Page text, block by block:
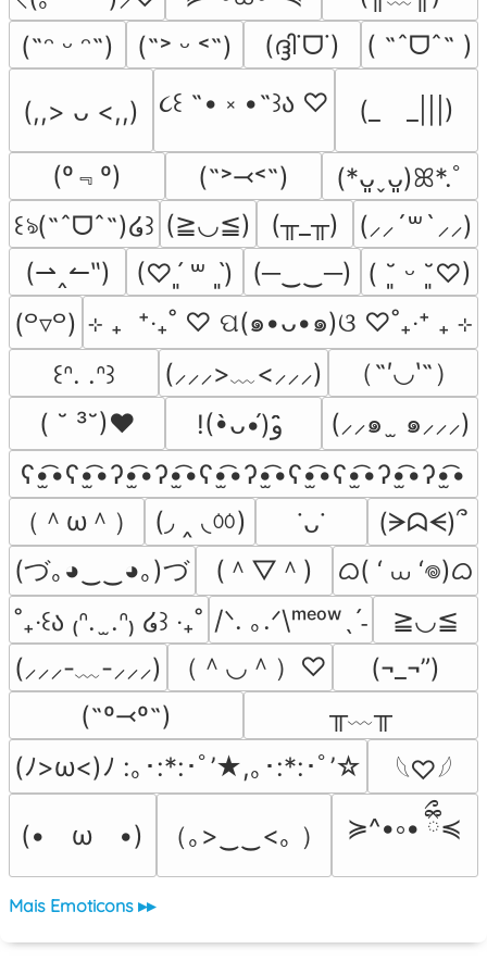
(˶ᵔ ᵕ ᵔ˶)
(˶˃ ᵕ ˂˶) (ദ്ദി˙ᗜ˙) ( ˶ˆᗜˆ˵ )
(,,> ᴗ <,,) ૮꒰ ˶• ༝ •˶꒱ა ♡ (_　_|||)
(º﹃º) (˶˃⤙˂˶)
(*ᴗ͈ˬᴗ͈)ꕤ*.ﾟ
꒰ঌ(˶ˆᗜˆ˵)໒꒱ (≧◡≦) (╥_╥)
(⸝⸝´꒳`⸝⸝)
(⇀‸↼‶)
(♡ˊ͈ ꒳ ˋ͈) (─‿‿─)
( ˘͈ ᵕ ˘͈♡)
(꒪▿꒪) ⊹ ₊  ⁺‧₊˚ ♡ ପ(๑•ᴗ•๑)ଓ ♡˚₊‧⁺ ₊ ⊹
꒰ᐢ. .ᐢ꒱
(⸝⸝⸝>﹏<⸝⸝⸝)
（˶′◡‵˶）
( ˘ ³˘)♥
(⸝⸝๑  ̫ ๑⸝⸝⸝)
ʕ•̫͡•ʕ•̫͡•ʔ•̫͡•ʔ•̫͡•ʕ•̫͡•ʔ•̫͡•ʕ•̫͡•ʕ•̫͡•ʔ•̫͡•ʔ•̫͡•
（＾ω＾）
(◞ ‸ ◟ㆀ) ˙ᴗ˙
(ᗒᗣᗕ)՞
(づ｡◕‿‿◕｡)づ
(＾▽＾)
ᜊ( ‘ ⩊ ‘𖦹)ᜊ
˚₊‧꒰ა ₍ᐢ.  ̫.ᐢ₎ ໒꒱ ‧₊˚ /ᐠ. ｡.ᐟ\ᵐᵉᵒʷˎˊ˗
≧◡≦
(⸝⸝⸝-﹏-⸝⸝⸝)
（＾◡＾）♡
(¬_¬”)
(˶º⤙º˶)
╥﹏╥
(ﾉ>ω<)ﾉ :｡･:*:･ﾟ’★,｡･:*:･ﾟ’☆
𓆩♡𓆪
(•　ω　•) （｡>‿‿<｡ ） ≽^•༚• ྀིྀ≼
Mais Emoticons ▸▸